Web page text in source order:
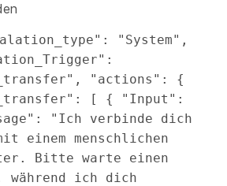
"System",
"actions": {
[ { "Input":
"Ich verbinde dich
einem menschlichen
Bitte warte einen
während ich dich